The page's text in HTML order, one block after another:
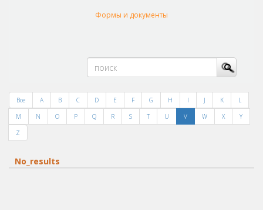
Формы и документы
Все A B C D E F G H I J K
L
M
N O P Q R S T U V W X
Y
Z
No_results